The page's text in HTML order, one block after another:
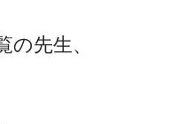
先生、